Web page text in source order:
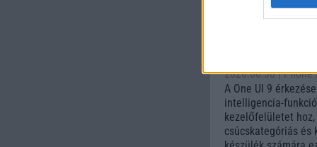
One
2026.06.30| Phone
A One UI 9
intelligencia-
kezelőfelületet
csúcskategóriás és